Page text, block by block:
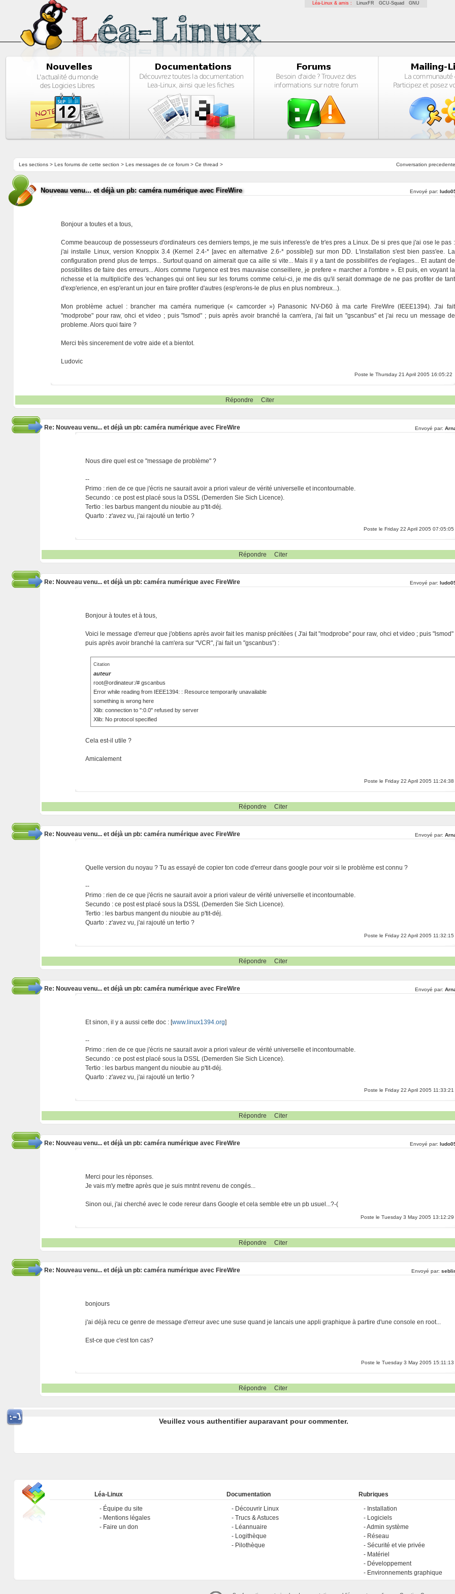
Léa-Linux & amis : LinuxFR GCU-Squad GNU
Conversation precedente
Les sections> Les forums de cette section > Les messages de ce forum> Ce thread >
Nouveau venu... et déjà un pb: caméra numérique avec FireWire Envoyé par:
Bonjour a toutes et a tous,
Comme beaucoup de possesseurs d'ordinateurs ces derniers temps, je me suis int'eress'e de tr'es pres a Linux. De si pres que j'ai ose le pas :
j'ai installe Linux, version Knoppix 3.4 (Kernel 2.4-* [avec en alternative 2.6-* possible]) sur mon DD. L'installation s'est bien pass'ee. La
configuration prend plus de temps... Surtout quand on aimerait que ca aille si vite... Mais il y a tant de possibilit'es de r'eglages... Et autant de
possibilites de faire des erreurs... Alors comme l'urgence est tres mauvaise conseillere, je prefere « marcher a l'ombre ». Et puis, en voyant la
richesse et la multiplicit'e des 'echanges qui ont lieu sur les forums comme celui-ci, je me dis qu'il serait dommage de ne pas profiter de tant
d'exp'erience, en esp'erant un jour en faire profiter d'autres (esp'erons-le de plus en plus nombreux...).
Mon problème actuel : brancher ma caméra numerique (« camcorder ») Panasonic NV-D60 à ma carte FireWire (IEEE1394). J'ai fait
"modprobe" pour raw, ohci et video ; puis "lsmod" ; puis après avoir branché la cam'era, j'ai fait un "gscanbus" et j'ai recu un message de
probleme. Alors quoi faire ?
Merci très sincerement de votre aide et a bientot.
Ludovic
Poste le Thursday 21 April 2005 16:05:22
Répondre Citer
Re: Nouveau venu... et déjà un pb: caméra numérique avec FireWire Envoyé par:
Nous dire quel est ce "message de problème" ?
--
Primo : rien de ce que j'écris ne saurait avoir a priori valeur de vérité universelle et incontournable.
Secundo : ce post est placé sous la DSSL (Demerden Sie Sich Licence).
Tertio : les barbus mangent du nioubie au p'tit-déj.
Quarto : z'avez vu, j'ai rajouté un tertio ?
Poste le Friday 22 April 2005 07:05:05
Répondre Citer
Re: Nouveau venu... et déjà un pb: caméra numérique avec FireWire Envoyé par:
Bonjour à toutes et à tous,
Voici le message d'erreur que j'obtiens après avoir fait les manisp précitées ( J'ai fait "modprobe" pour raw, ohci et video ; puis "lsmod"
puis après avoir branché la cam'era sur "VCR", j'ai fait un "gscanbus") :
Citation
auteur
root@ordinateur:/# gscanbus
Error while reading from IEEE1394: : Resource temporarily unavailable
something is wrong here
Xlib: connection to ":0.0" refused by server
Xlib: No protocol specified
Cela est-il utile ?
Amicalement
Poste le Friday 22 April 2005 11:24:38
Répondre Citer
Re: Nouveau venu... et déjà un pb: caméra numérique avec FireWire Envoyé par:
Quelle version du noyau ? Tu as essayé de copier ton code d'erreur dans google pour voir si le problème est connu ?
--
Primo : rien de ce que j'écris ne saurait avoir a priori valeur de vérité universelle et incontournable.
Secundo : ce post est placé sous la DSSL (Demerden Sie Sich Licence).
Tertio : les barbus mangent du nioubie au p'tit-déj.
Quarto : z'avez vu, j'ai rajouté un tertio ?
Poste le Friday 22 April 2005 11:32:15
Répondre Citer
Re: Nouveau venu... et déjà un pb: caméra numérique avec FireWire Envoyé par:
Et sinon, il y a aussi cette doc : [www.linux1394.org]
--
Primo : rien de ce que j'écris ne saurait avoir a priori valeur de vérité universelle et incontournable.
Secundo : ce post est placé sous la DSSL (Demerden Sie Sich Licence).
Tertio : les barbus mangent du nioubie au p'tit-déj.
Quarto : z'avez vu, j'ai rajouté un tertio ?
Poste le Friday 22 April 2005 11:33:21
Répondre Citer
Re: Nouveau venu... et déjà un pb: caméra numérique avec FireWire Envoyé par:
Merci pour les réponses.
Je vais m'y mettre après que je suis mntnt revenu de congés...
Sinon oui, j'ai cherché avec le code rereur dans Google et cela semble etre un pb usuel...?-(
Poste le Tuesday 3 May 2005 13:12:29
Répondre Citer
Re: Nouveau venu... et déjà un pb: caméra numérique avec FireWire Envoyé par:
bonjours
j'ai déjà recu ce genre de message d'erreur avec une suse quand je lancais une appli graphique à partire d'une console en root...
Est-ce que c'est ton cas?
Poste le Tuesday 3 May 2005 15:11:13
Répondre Citer
Veuillez vous authentifier auparavant pour commenter.
Léa-Linux
Équipe du site
Mentions légales
Faire un don
Documentation
Découvrir Linux
Trucs & Astuces
Léannuaire
Logithèque
Pilothèque
Rubriques
Installation
Logiciels
Admin système
Réseau
Sécurité et vie privée
Matériel
Développement
Environnements graphique